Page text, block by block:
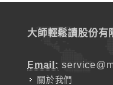
大師輕鬆讀股份有
Email:
關於我們